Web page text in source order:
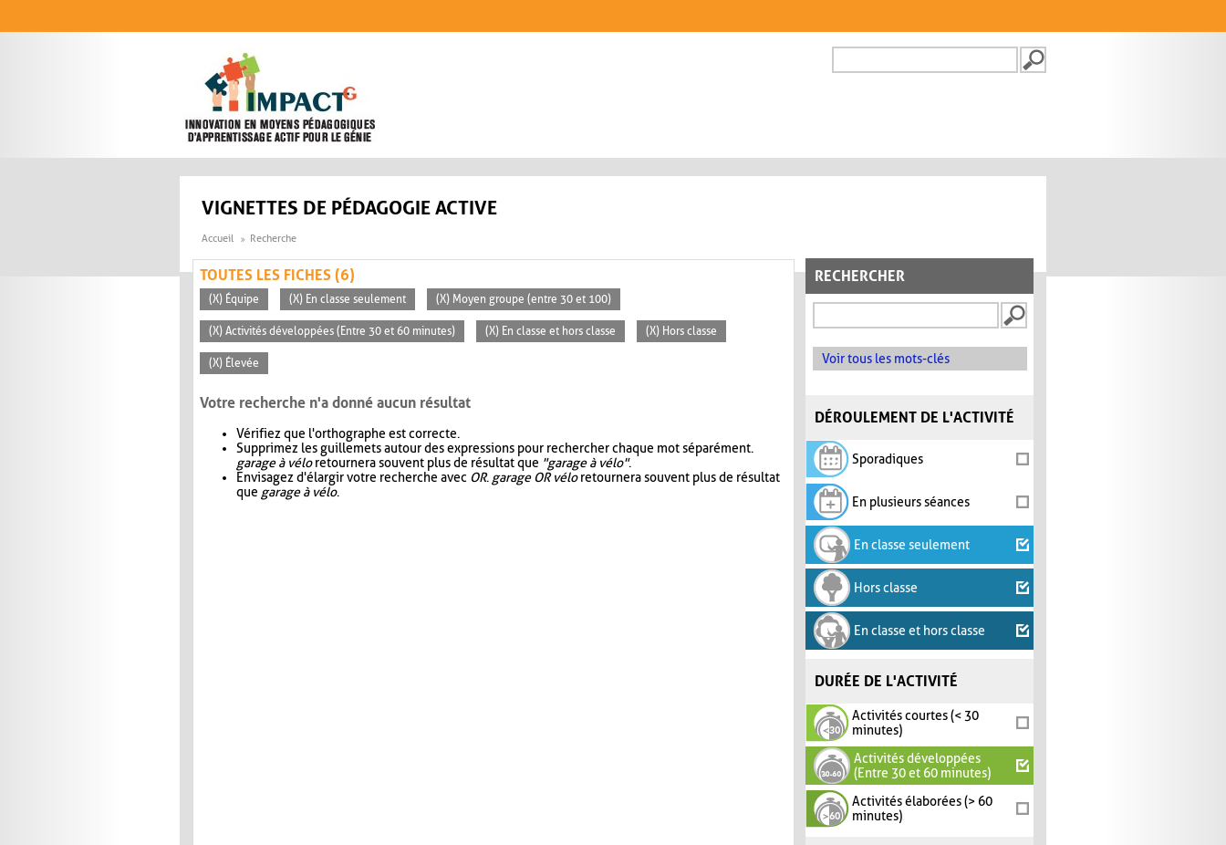
FORMULAIRE DE
VIGNETTES DE PÉDAGOGIE ACTIVE
Accueil Recherche
RECHERCHER
Voir tous les mots-clés
DÉROULEMENT DE L'ACTIVITÉ
Sporadiques
En plusieurs séances
En classe seulement
Hors classe
En classe et hors classe
DURÉE DE L'ACTIVITÉ
Activités courtes (< 30
minutes)
Activités développées
(Entre 30 et 60 minutes)
Activités élaborées (> 60
minutes)
TOUTES LES FICHES (6)
(X) Équipe (X) En classe seulement (X) Moyen groupe (entre 30 et 100)
(X) Activités développées (Entre 30 et 60 minutes) (X) En classe et hors classe (X) Hors classe
(X) Élevée
Votre recherche n'a donné aucun résultat
Vérifiez que l'orthographe est correcte.
Supprimez les guillemets autour des expressions pour rechercher chaque mot séparément.
garage à véloretournera souvent plus de résultat que "garage à vélo".
Envisagez d'élargir votre recherche avec OR. garage OR véloretournera souvent plus de résultat
que garage à vélo.